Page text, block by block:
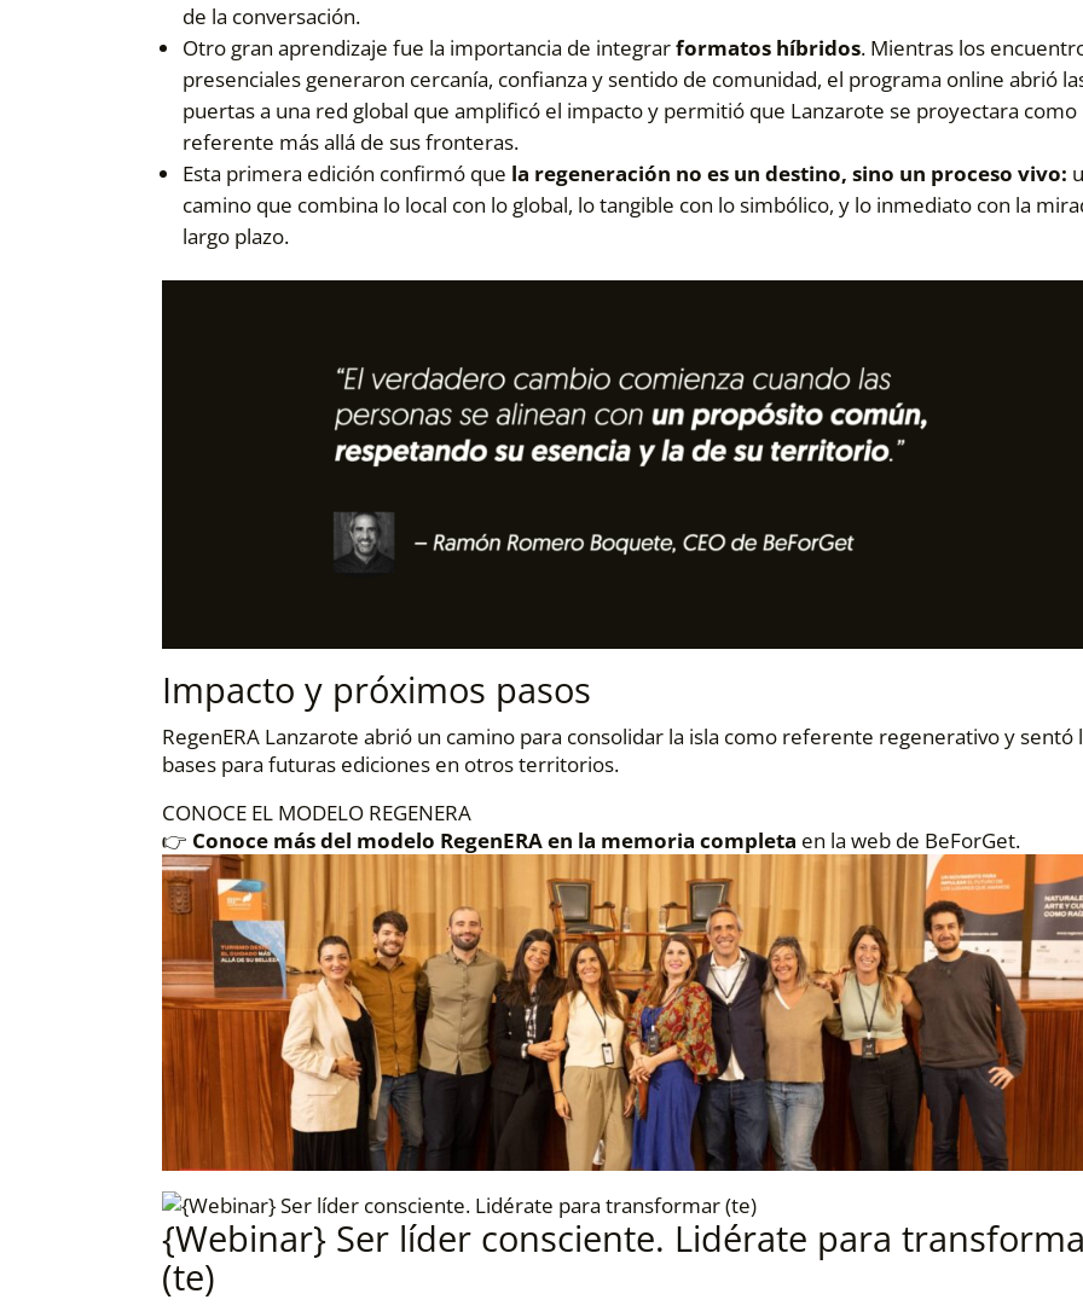
de la conversación.
Otro gran aprendizaje fue la importancia de integrarformatos híbridos. Mientras los
presenciales generaron cercanía, confianza y sentido de comunidad, el programa online abrió
puertas a una red global que amplificó el impacto y permitió que Lanzarote se proyectara como
referente más allá de sus fronteras.
Esta primera edición confirmó que la regeneración no es un destino, sino un proceso vivo:
camino que combina lo local con lo global, lo tangible con lo simbólico, y lo inmediato con la
largo plazo.
Impacto y próximos pasos
RegenERA Lanzarote abrió un camino para consolidar la isla como referente regenerativo y sentó
bases para futuras ediciones en otros territorios.
CONOCE EL MODELO REGENERA
👉 Conoce más del modelo RegenERA en la memoria completa en la web de BeForGet.
{Webinar} Ser líder consciente. Lidérate para
(te)